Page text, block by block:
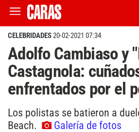
CELEBRIDADES20-02-2021 07:34
Adolfo Cambiaso y
Castagnola:
enfrentados por el
Los polistas se batieron a
Beach.
Galería de fotos